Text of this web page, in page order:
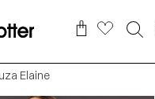
Elaine